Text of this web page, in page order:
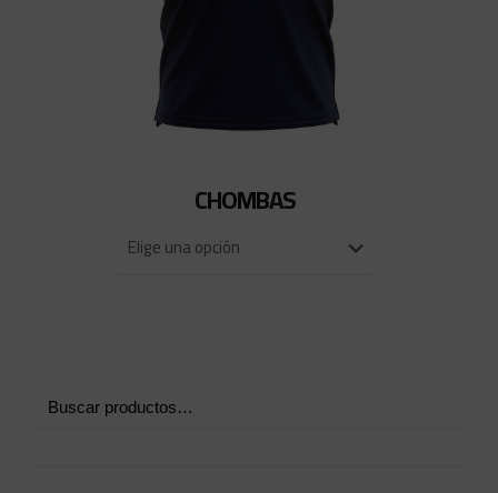
CHOMBAS